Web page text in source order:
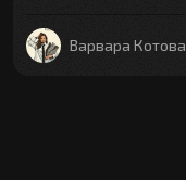
Варвара Котова